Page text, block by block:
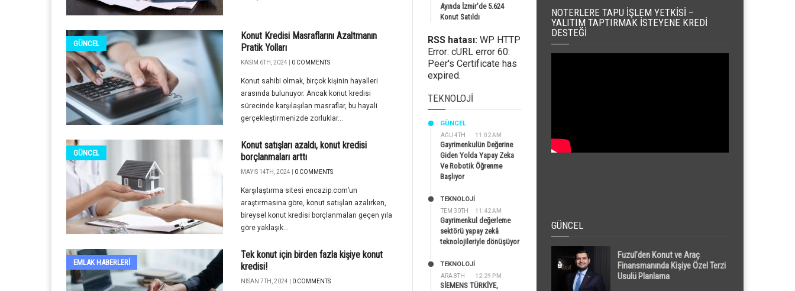
GÜNCEL
Konut Kredisi Masraflarını Azaltmanın
Pratik Yolları
KASIM 6TH, 2024 | 0 COMMENTS
Konut sahibi olmak, birçok kişinin hayalleri
arasında bulunuyor. Ancak konut kredisi
sürecinde karşılaşılan masraflar, bu hayali
gerçekleştirmenizde zorluklar...
GÜNCEL
Konut satışları azaldı, konut kredisi
borçlanmaları arttı
MAYIS 14TH, 2024 | 0 COMMENTS
Karşılaştırma sitesi encazip.com’un
araştırmasına göre, konut satışları azalırken,
bireysel konut kredisi borçlanmaları geçen yıla
göre yaklaşık...
EMLAK HABERLERI
Tek konut için birden fazla kişiye konut
kredisi!
NISAN 7TH, 2024 | 0 COMMENTS
Ayında İzmir’de 5.624
Konut Satıldı
RSS hatası: WP HTTP
Error: cURL error 60:
Peer's Certificate has
expired.
TEKNOLOJI
AĞU 4TH 11:02 AM
GÜNCEL
Gayrimenkulün Değerine
Giden Yolda Yapay Zeka
Ve Robotik Öğrenme
Başlıyor
TEM 30TH 11:42 AM
TEKNOLOJİ
Gayrimenkul değerleme
sektörü yapay zekâ
teknolojileriyle dönüşüyor
ARA 8TH 12:29 PM
TEKNOLOJİ
SİEMENS TÜRKİYE,
NOTERLERE TAPU İŞLEM YETKISI –
YALITIM TAPTIRMAK İSTEYENE KREDI
DESTEĞI
GÜNCEL
Fuzul’den Konut ve Araç
Finansmanında Kişiye Özel Terzi
Usulü Planlama